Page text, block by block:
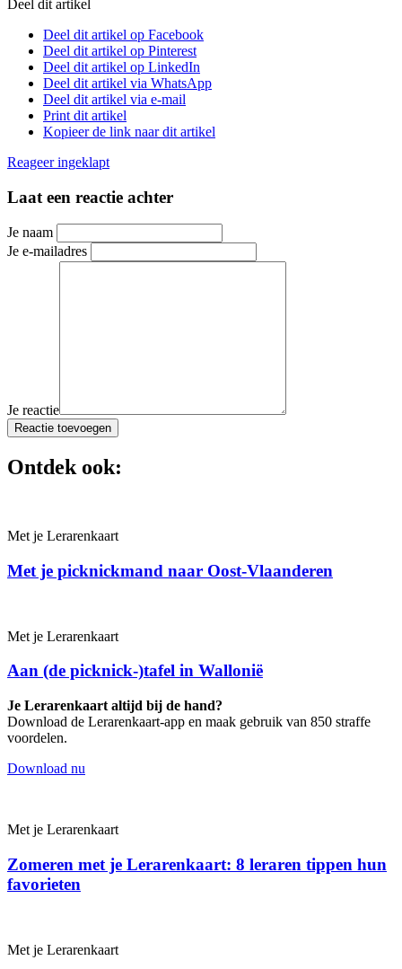
Deel dit artikel
Deel dit artikel op Facebook
Deel dit artikel op Pinterest
Deel dit artikel op LinkedIn
Deel dit artikel via WhatsApp
Deel dit artikel via e-mail
Print dit artikel
Kopieer de link naar dit artikel
Reageeringeklapt
Laat een reactie achter
Je naam
Je e-mailadres
Je reactie
Reactie toevoegen
Ontdek ook:
Met je Leraren­kaart
Met je picknickmand naar Oost-Vlaanderen
Met je Leraren­kaart
Aan (de picknick-)tafel in Wallonië
Je Lerarenkaart altijd bij de hand?
Download de Lerarenkaart-app en maak gebruik van 850 straffe
voordelen.
Download nu
Met je Leraren­kaart
Zomeren met je Lerarenkaart: 8 leraren tippen hun
favorieten
Met je Leraren­kaart